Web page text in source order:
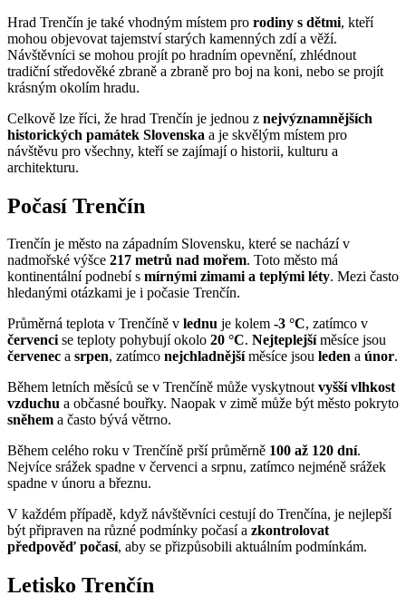
Hrad Trenčín je také vhodným místem pro rodiny s dětmi, kteří
mohou objevovat tajemství starých kamenných zdí a věží.
Návštěvníci se mohou projít po hradním opevnění, zhlédnout
tradiční středověké zbraně a zbraně pro boj na koni, nebo se projít
krásným okolím hradu.
Celkově lze říci, že hrad Trenčín je jednou z nejvýznamnějších
historických památek Slovenska a je skvělým místem pro
návštěvu pro všechny, kteří se zajímají o historii, kulturu a
architekturu.
Počasí Trenčín
Trenčín je město na západním Slovensku, které se nachází v
nadmořské výšce 217 metrů nad mořem. Toto město má
kontinentální podnebí s mírnými zimami a teplými léty. Mezi často
hledanými otázkami je i počasie Trenčín.
Průměrná teplota v Trenčíně v lednu je kolem -3 °C, zatímco v
červencise teploty pohybují okolo 20 °C. Nejteplejšíměsíce jsou
červenec a srpen, zatímco nejchladnějšíměsíce jsou leden a únor.
Během letních měsíců se v Trenčíně může vyskytnoutvyšší vlhkost
vzduchu a občasné bouřky. Naopak v zimě může být město pokryto
sněhem a často bývá větrno.
Během celého roku v Trenčíně prší průměrně 100 až 120 dní.
Nejvíce srážek spadne v červenci a srpnu, zatímco nejméně srážek
spadne v únoru a březnu.
V každém případě, když návštěvníci cestují do Trenčína, je nejlepší
být připraven na různé podmínky počasí a zkontrolovat
předpověď počasí, aby se přizpůsobili aktuálním podmínkám.
Letisko Trenčín